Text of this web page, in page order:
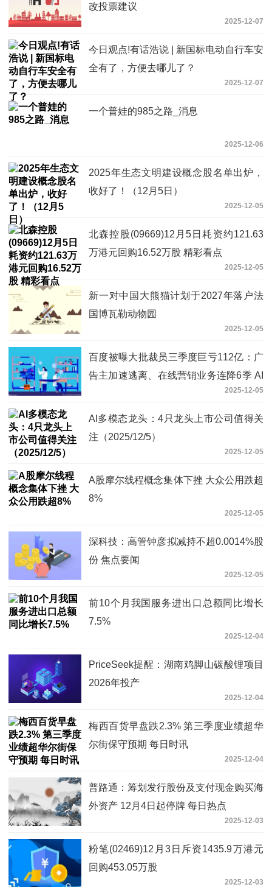
改投票建议
2025-12-07
今日观点!有话浩说 | 新国标电动自行车安
全有了，方便去哪儿了？
2025-12-07
一个普娃的985之路_消息
2025-12-06
2025年生态文明建设概念股名单出炉，
收好了！（12月5日）
2025-12-05
北森控股(09669)12月5日耗资约121.63
万港元回购16.52万股 精彩看点
2025-12-05
新一对中国大熊猫计划于2027年落户法
国博瓦勒动物园
2025-12-05
百度被曝大批裁员三季度巨亏112亿：广
告主加速逃离、在线营销业务连降6季 AI
2025-12-05
AI多模态龙头：4只龙头上市公司值得关
注（2025/12/5）
2025-12-05
A股摩尔线程概念集体下挫 大众公用跌超
8%
2025-12-05
深科技：高管钟彦拟减持不超0.0014%股
份 焦点要闻
2025-12-05
前10个月我国服务进出口总额同比增长
7.5%
2025-12-04
PriceSeek提醒：湖南鸡脚山碳酸锂项目
2026年投产
2025-12-04
梅西百货早盘跌2.3% 第三季度业绩超华
尔街保守预期 每日时讯
2025-12-04
普路通：筹划发行股份及支付现金购买海
外资产 12月4日起停牌 每日热点
2025-12-03
粉笔(02469)12月3日斥资1435.9万港元
回购453.05万股
2025-12-03